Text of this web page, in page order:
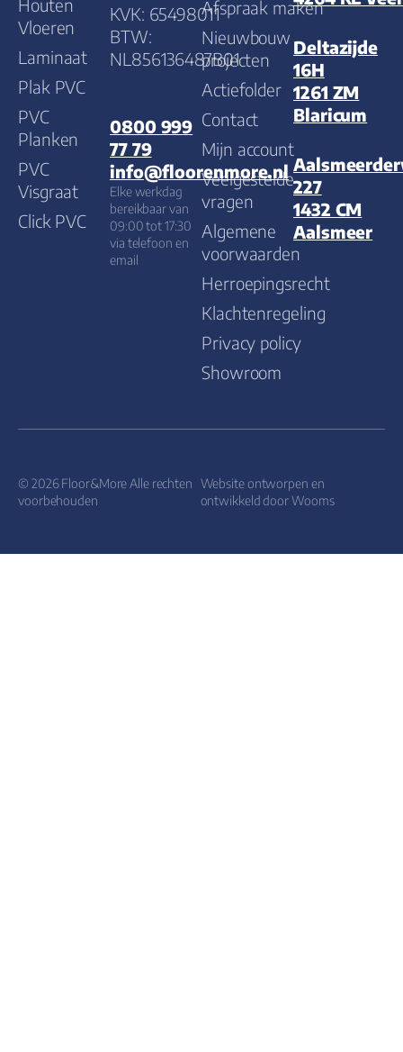
Houten
Vloeren
Laminaat
Plak PVC
PVC
Planken
PVC
Visgraat
Click PVC
KVK: 65498011
BTW:
NL856136487B01
0800 999
77 79
info@floorenmore.nl
Elke werkdag
bereikbaar van
09:00 tot 17:30
via telefoon en
email
Afspraak maken
Nieuwbouw
projecten
Actiefolder
Contact
Mijn account
Veelgestelde
vragen
Algemene
voorwaarden
Herroepingsrecht
Klachtenregeling
Privacy policy
Showroom
Deltazijde
16H
1261 ZM
Blaricum
227
1432 CM
Aalsmeer
© 2026 Floor&More Alle rechten
voorbehouden
Website ontworpen en
ontwikkeld doorWooms